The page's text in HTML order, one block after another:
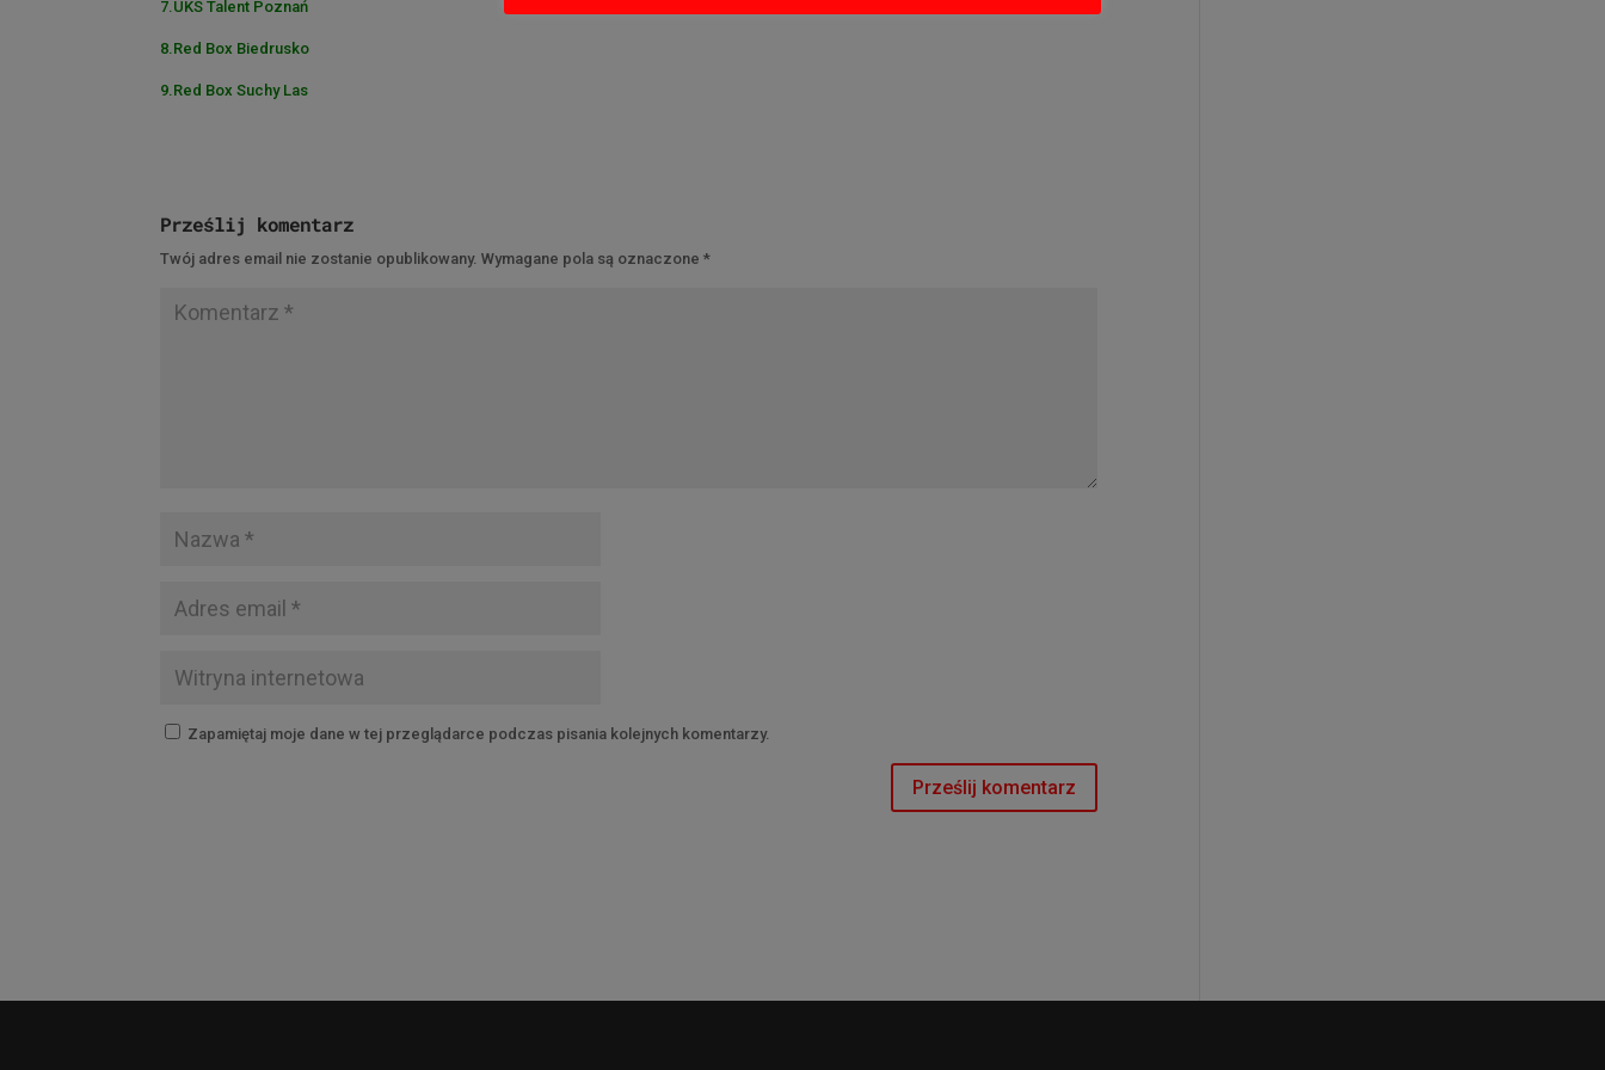
7.UKS Talent Poznań
8.Red Box Biedrusko
9.Red Box Suchy Las
Prześlij komentarz
Twój adres email nie zostanie opublikowany. Wymagane pola są oznaczone*
Zapamiętaj moje dane w tej przeglądarce podczas pisania kolejnych komentarzy.